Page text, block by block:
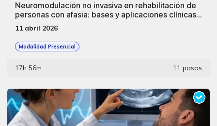
Neuromodulación no invasiva en rehabilitación de
personas con afasia: bases y aplicaciones clínicas
del tDCS.
11 abril 2026
Modalidad Presencial
17h 56m 11 pasos